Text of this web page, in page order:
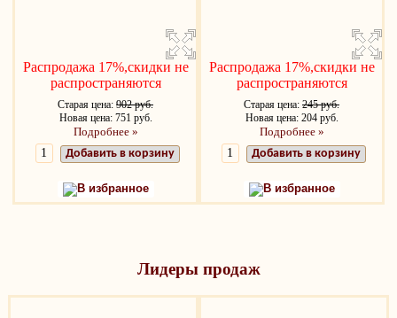
Распродажа 17%,скидки не
распространяются
Старая цена: 902 руб.
Новая цена: 751 руб.
Подробнее »
Добавить в корзину
В избранное
Распродажа 17%,скидки не
распространяются
Старая цена: 245 руб.
Новая цена: 204 руб.
Подробнее »
Добавить в корзину
В избранное
Лидеры продаж